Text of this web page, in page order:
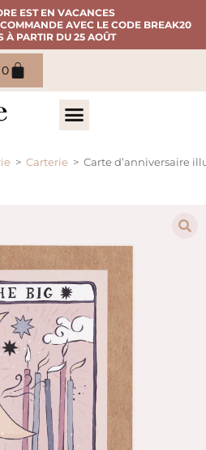
EST EN VACANCES
AVEC LE CODE BREAK20
À PARTIR DU 25 AOÛT
0
> Carterie > Carte d’anniversaire